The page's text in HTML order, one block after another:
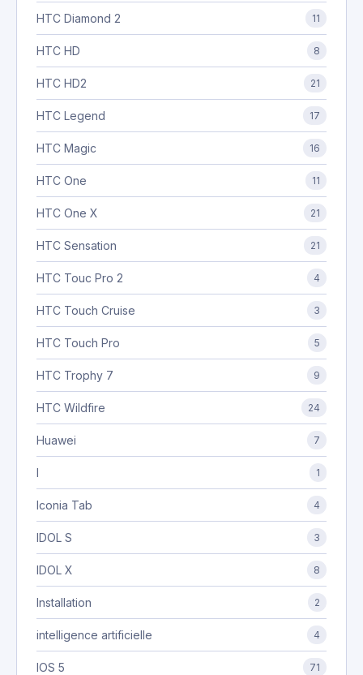
HTC Diamond 2 11
HTC HD 8
HTC HD2 21
HTC Legend 17
HTC Magic 16
HTC One 11
HTC One X 21
HTC Sensation 21
HTC Touc Pro 2 4
HTC Touch Cruise 3
HTC Touch Pro 5
HTC Trophy 7 9
HTC Wildfire 24
Huawei 7
I 1
Iconia Tab 4
IDOL S 3
IDOL X 8
Installation 2
intelligence artificielle 4
IOS 5 71